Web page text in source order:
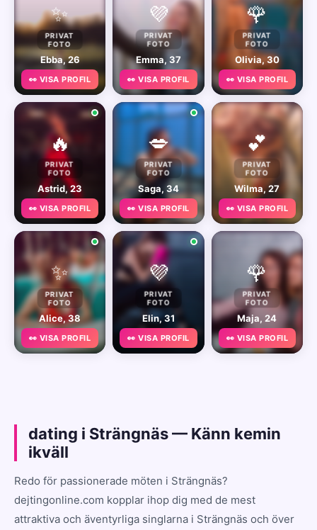
✨
PRIVAT
FOTO
Ebba, 26
👀 VISA PROFIL
💜
PRIVAT
FOTO
Emma, 37
👀 VISA PROFIL
🌹
PRIVAT
FOTO
Olivia, 30
👀 VISA PROFIL
🔥
PRIVAT
FOTO
Astrid, 23
👀 VISA PROFIL
💋
PRIVAT
FOTO
Saga, 34
👀 VISA PROFIL
💕
PRIVAT
FOTO
Wilma, 27
👀 VISA PROFIL
✨
PRIVAT
FOTO
Alice, 38
👀 VISA PROFIL
💜
PRIVAT
FOTO
Elin, 31
👀 VISA PROFIL
🌹
PRIVAT
FOTO
Maja, 24
👀 VISA PROFIL
dating i Strängnäs — Känn kemin
ikväll
Redo för passionerade möten i Strängnäs?
dejtingonline.com kopplar ihop dig med de mest
attraktiva och äventyrliga singlarna i Strängnäs och över